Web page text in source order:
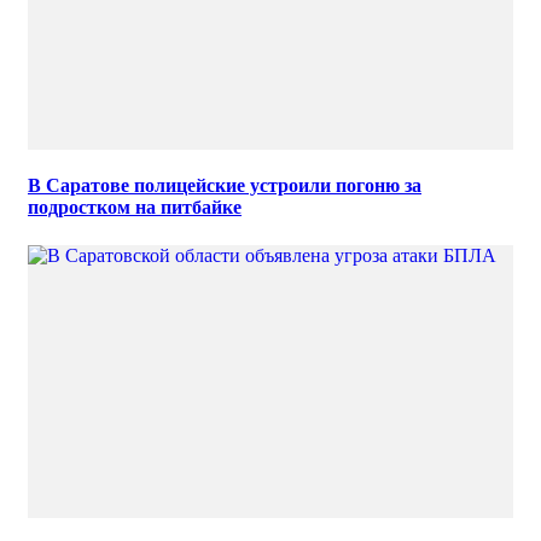
В Саратове полицейские устроили погоню за
подростком на питбайке